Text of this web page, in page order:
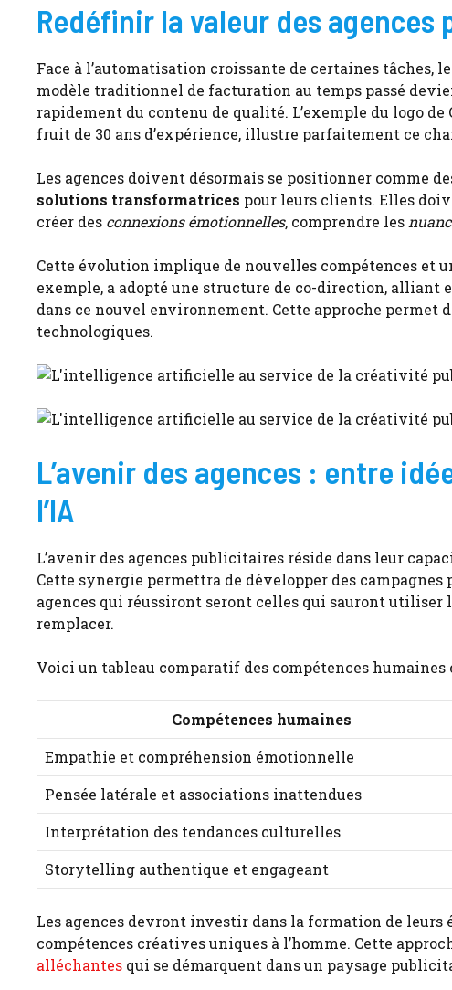
Redéfinir la valeur des agences
Face à l’automatisation croissante de certaines tâches,
modèle traditionnel de facturation au temps passé
rapidement du contenu de qualité. L’exemple du logo
fruit de 30 ans d’expérience, illustre parfaitement ce
Les agences doivent désormais se positionner comme
solutions transformatrices pour leurs clients. Elles
créer des connexions émotionnelles, comprendre les
Cette évolution implique de nouvelles compétences et
exemple, a adopté une structure de co-direction,
dans ce nouvel environnement. Cette approche permet
technologiques.
L’avenir des agences : entre
l’IA
L’avenir des agences publicitaires réside dans leur
Cette synergie permettra de développer des
agences qui réussiront seront celles qui sauront
remplacer.
Voici un tableau comparatif des compétences humaines
Compétences humaines
Empathie et compréhension émotionnelle
Pensée latérale et associations inattendues
Interprétation des tendances culturelles
Storytelling authentique et engageant
Les agences devront investir dans la formation de
compétences créatives uniques à l’homme. Cette
alléchantes qui se démarquent dans un paysage